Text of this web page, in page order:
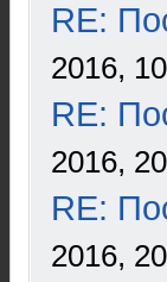
RE:
2016,
RE:
2016,
RE:
2016,